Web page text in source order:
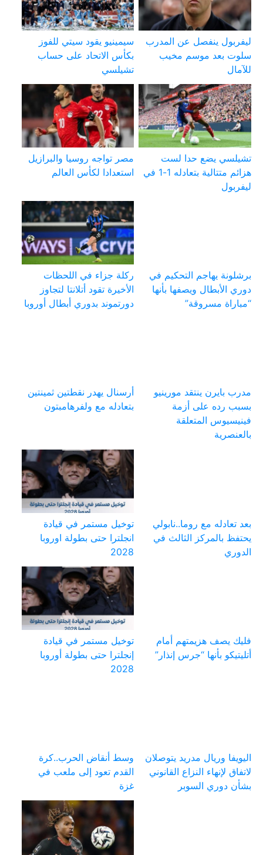
ليفربول ينفصل عن المدرب
سلوت بعد موسم مخيب
للآمال
سيمينيو يقود سيتي للفوز
بكأس الاتحاد على حساب
تشيلسي
تشيلسي يضع حدا لست
هزائم متتالية بتعادله 1-1 في
ليفربول
مصر تواجه روسيا والبرازيل
استعدادا لكأس العالم
برشلونة يهاجم التحكيم في
دوري الأبطال ويصفها بأنها
“مباراة مسروقة”
ركلة جزاء في اللحظات
الأخيرة تقود أتلانتا لتجاوز
دورتموند بدوري أبطال أوروبا
مدرب بايرن ينتقد مورينيو
بسبب رده على أزمة
فينيسيوس المتعلقة
بالعنصرية
أرسنال يهدر نقطتين ثمينتين
بتعادله مع ولفرهامبتون
بعد تعادله مع روما..نابولي
يحتفظ بالمركز الثالث في
الدوري
توخيل مستمر في قيادة
انجلترا حتى بطولة اوروبا
2028
فليك يصف هزيمتهم أمام
أتليتيكو بأنها “جرس إنذار”
توخيل مستمر في قيادة
إنجلترا حتى بطولة أوروبا
2028
اليويفا وريال مدريد يتوصلان
لاتفاق لإنهاء النزاع القانوني
بشأن دوري السوبر
وسط أنقاض الحرب..كرة
القدم تعود إلى ملعب في
غزة